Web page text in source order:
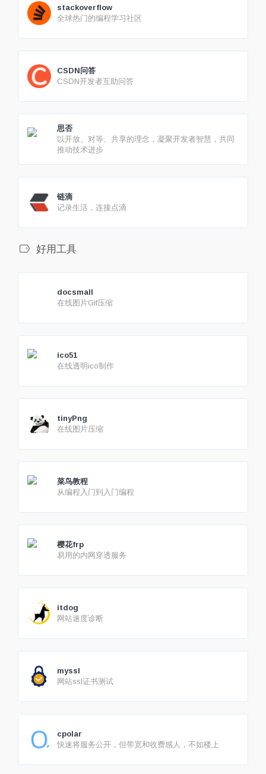
stackoverflow
全球热门的编程学习社区
CSDN问答
CSDN开发者互助问答
思否
以开放、对等、共享的理念，凝聚开发者智慧，共同
推动技术进步
链滴
记录生活，连接点滴
好用工具
docsmall
在线图片Gif压缩
ico51
在线透明ico制作
tinyPng
在线图片压缩
菜鸟教程
从编程入门到入门编程
樱花frp
易用的内网穿透服务
itdog
网站速度诊断
myssl
网站ssl证书测试
cpolar
快速将服务公开，但带宽和收费感人，不如楼上